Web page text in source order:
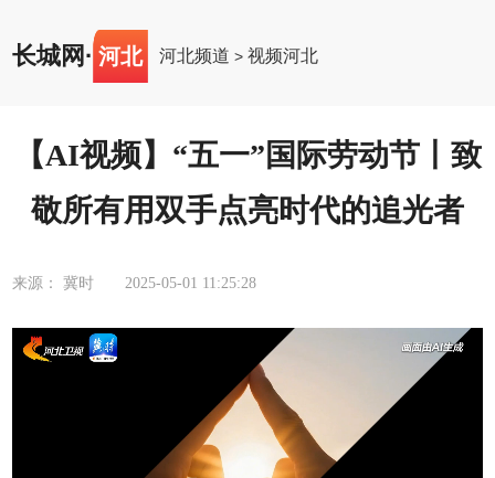
长城网 · 河北 河北频道 >视频河北
【AI视频】“五一”国际劳动节丨致
敬所有用双手点亮时代的追光者
来源： 冀时 2025-05-01 11:25:28